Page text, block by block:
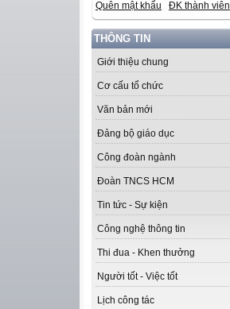
Quên mật khẩu ĐK thành viên
THÔNG TIN
Giới thiệu chung
Cơ cấu tổ chức
Văn bản mới
Đảng bộ giáo dục
Công đoàn ngành
Đoàn TNCS HCM
Tin tức - Sự kiện
Công nghệ thông tin
Thi đua - Khen thưởng
Người tốt - Việc tốt
Lịch công tác